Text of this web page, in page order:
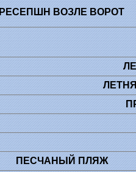
РЕСЕПШН ВОЗЛЕ ВОРОТ
ПЕСЧАНЫЙ ПЛЯЖ